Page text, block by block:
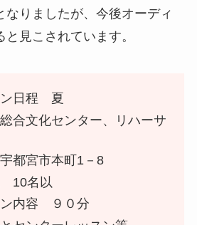
なりましたが、今後オーディ
見こされています。
ン日程 夏
合文化センター、リハーサ
都宮市本町1－8
10名以
ン内容 ９０分